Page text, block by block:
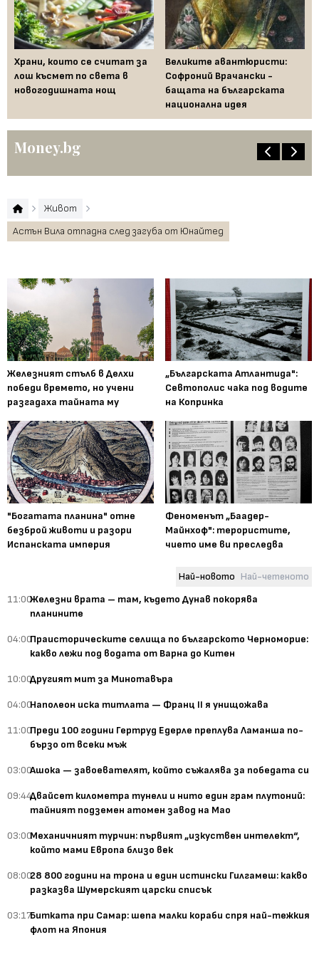
Храни, които се считат за
лош късмет по света в
новогодишната нощ
Великите авантюристи:
Софроний Врачански -
бащата на българската
национална идея
Money.bg
Живот
Астън Вила отпадна след загуба от Юнайтед
Железният стълб в Делхи
победи времето, но учени
разгадаха тайната му
„Българската Атлантида":
Севтополис чака под водите
на Копринка
"Богатата планина" отне
безброй животи и разори
Испанската империя
Феноменът „Баадер-
Майнхоф": терористите,
чието име ви преследва
Най-новото Най-четеното
11:00Железни врата – там, където Дунав покорява
планините
04:00Праисторическите селища по българското Черноморие:
какво лежи под водата от Варна до Китен
10:00Другият мит за Минотавъра
04:00Наполеон иска титлата — Франц II я унищожава
11:00Преди 100 години Гертруд Едерле преплува Ламанша по-
бързо от всеки мъж
03:00Ашока — завоевателят, който съжалява за победата си
09:44Двайсет километра тунели и нито един грам плутоний:
тайният подземен атомен завод на Мао
03:00Механичният турчин: първият „изкуствен интелект“,
който мами Европа близо век
08:0028 800 години на трона и един истински Гилгамеш: какво
разказва Шумерският царски списък
03:17Битката при Самар: шепа малки кораби спря най-тежкия
флот на Япония